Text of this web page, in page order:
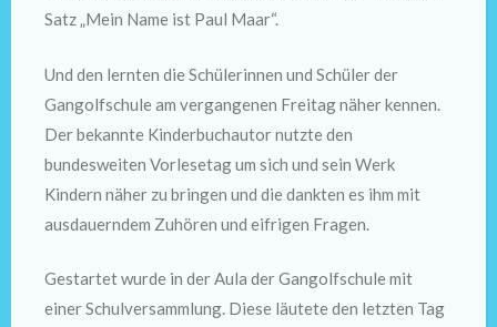
Satz „Mein Name ist Paul Maar“.
Und den lernten die Schülerinnen und Schüler der
Gangolfschule am vergangenen Freitag näher kennen.
Der bekannte Kinderbuchautor nutzte den
bundesweiten Vorlesetag um sich und sein Werk
Kindern näher zu bringen und die dankten es ihm mit
ausdauerndem Zuhören und eifrigen Fragen.
Gestartet wurde in der Aula der Gangolfschule mit
einer Schulversammlung. Diese läutete den letzten Tag